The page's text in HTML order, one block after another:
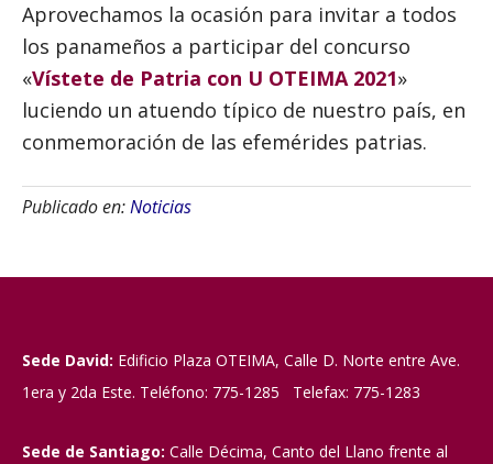
Aprovechamos la ocasión para invitar a todos
los panameños a participar del concurso
«Vístete de Patria con U OTEIMA 2021»
luciendo un atuendo típico de nuestro país, en
conmemoración de las efemérides patrias.
Publicado en:Noticias
Sede David: Edificio Plaza OTEIMA, Calle D. Norte entre Ave.
1era y 2da Este. Teléfono: 775-1285 Telefax: 775-1283
Sede de Santiago: Calle Décima, Canto del Llano frente al